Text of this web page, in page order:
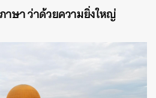
าษา ว่าด้วยความยิ่งใหญ่